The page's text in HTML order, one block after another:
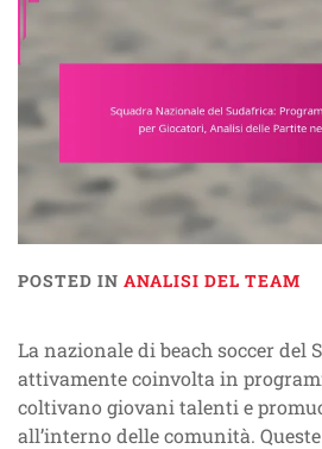
POSTED IN ANALISI DEL TEAM
La nazionale di beach soccer del
attivamente coinvolta in
coltivano giovani talenti e
all’interno delle comunità.